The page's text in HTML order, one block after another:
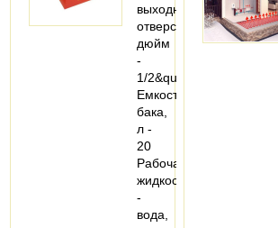
выходного
отверстия,
дюйм
-
1/2&quot;
Емкость
бака,
л -
20
Рабочая
жидкость
-
вода,